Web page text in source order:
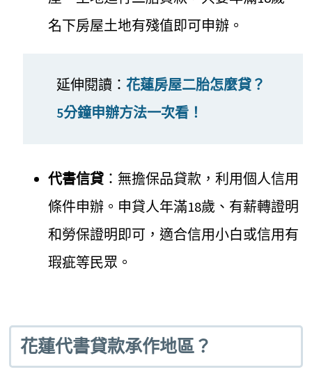
名下房屋土地有殘值即可申辦。
延伸閱讀： 花蓮房屋二胎怎麼貸？
5分鐘申辦方法一次看！
代書信貸 ：無擔保品貸款，利用個人信用
條件申辦。申貸人年滿18歲、有薪轉證明
和勞保證明即可，適合信用小白或信用有
瑕疵等民眾。
花蓮代書貸款承作地區？